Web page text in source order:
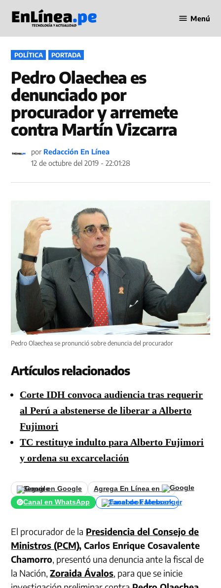
contenido
en Línea
Menú
PUBLICADO
EN
POLÍTICA PORTADA
Pedro Olaechea es
denunciado por
procurador y arremete
contra Martín Vizcarra
por Redacción En Línea
12 de octubre del 2019 - 22:01:28
Pedro Olaechea se pronunció sobre denuncia del procurador
Artículos relacionados
Corte IDH convoca audiencia tras requerir
al Perú a abstenerse de liberar a Alberto
Fujimori
TC restituye indulto para Alberto Fujimori
y ordena su excarcelación
Seguir en Google
Agrega En Línea en
Canal en WhatsApp
Canal de Facebook
El procurador de la Presidencia del Consejo de
Ministros (PCM), Carlos Enrique Cosavalente
Chamorro, presentó una denuncia ante la fiscal de
la Nación,Zoraida Ávalos, para que se inicie